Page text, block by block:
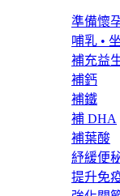
準備懷
哺乳 •
補充益
補鈣
補鐵
補 DHA
補葉酸
紓緩便
提升免